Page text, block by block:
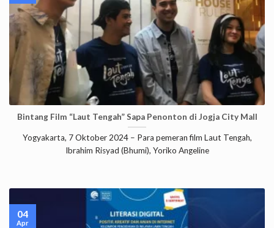
Bintang Film “Laut Tengah” Sapa Penonton di Jogja City Mall
Yogyakarta, 7 Oktober 2024 – Para pemeran film Laut Tengah,
Ibrahim Risyad (Bhumi), Yoriko Angeline
04
Apr